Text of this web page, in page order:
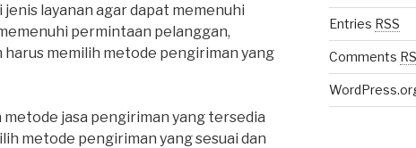
layanan agar dapat memenuhi
permintaan pelanggan,
harus memilih metode pengiriman yang
jasa pengiriman yang tersedia
metode pengiriman yang sesuai dan
Entries RSS
Comments